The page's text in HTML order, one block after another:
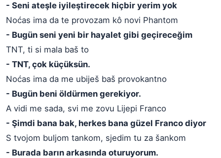
- Seni ateşle iyileştirecek hiçbir yerim yok
Noćas ima da te provozam kô novi Phantom
- Bugün seni yeni bir hayalet gibi geçireceğim
TNT, ti si mala baš to
- TNT, çok küçüksün.
Noćas ima da me ubiješ baš provokantno
- Bugün beni öldürmen gerekiyor.
A vidi me sada, svi me zovu Lijepi Franco
- Şimdi bana bak, herkes bana güzel Franco diyor
S tvojom buljom tankom, sjedim tu za šankom
- Burada barın arkasında oturuyorum.